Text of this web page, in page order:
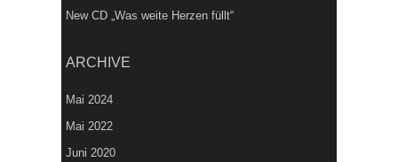
New CD „Was weite Herzen füllt“
ARCHIVE
Mai 2024
Mai 2022
Juni 2020